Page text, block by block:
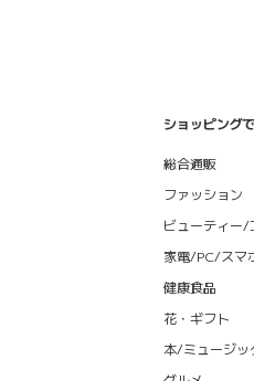
ショッピング
総合通販
ファッション
ビューティー/
家電/PC/スマ
健康食品
花・ギフト
本/ミュージ